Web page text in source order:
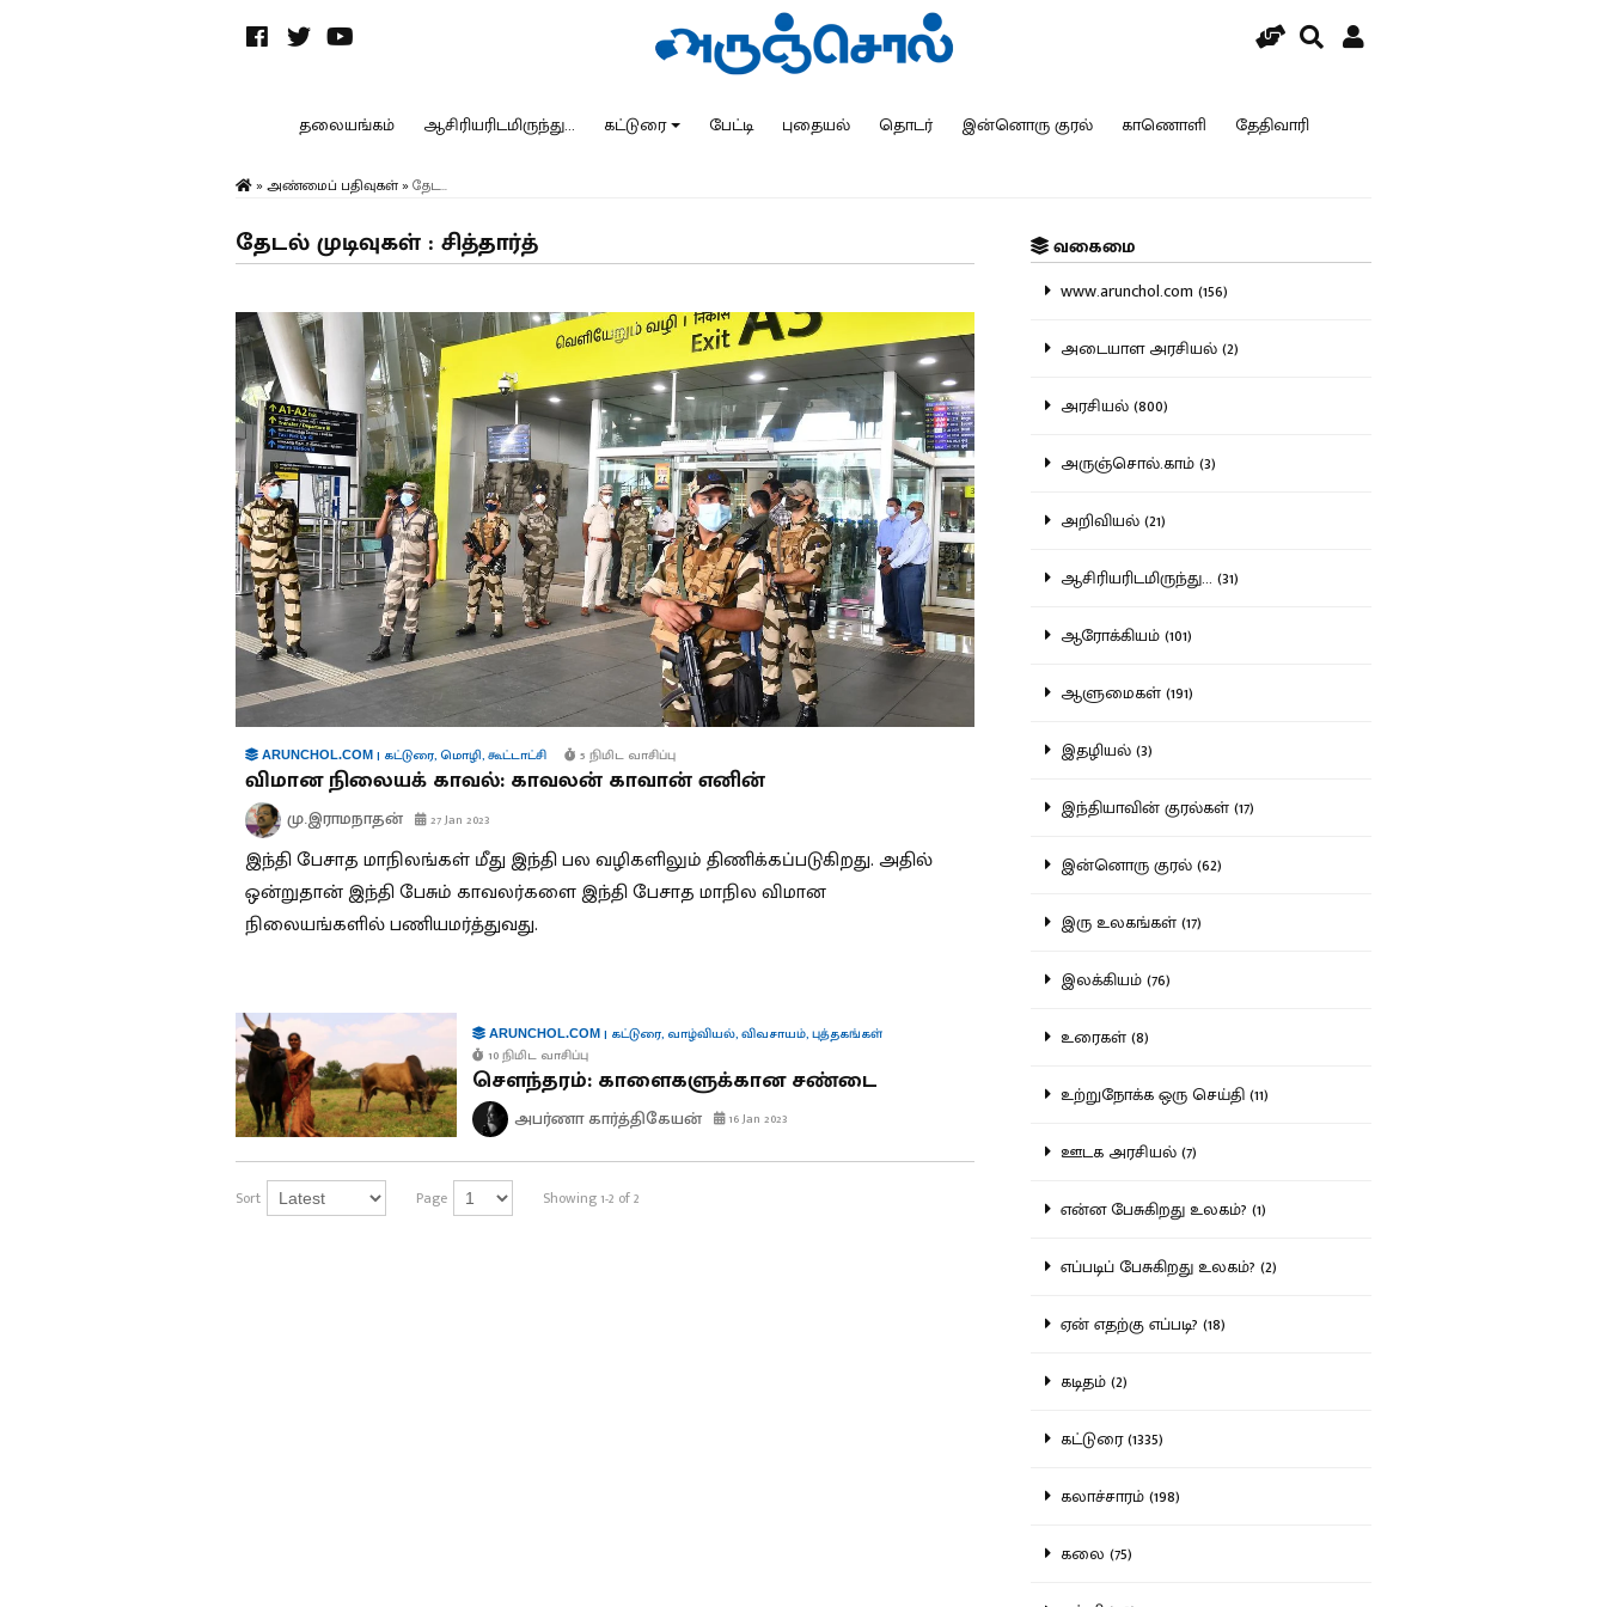
தலையங்கம் ஆசிரியரிடமிருந்து... கட்டுரை பேட்டி புதையல் தொடர் இன்னொரு குரல் காணொளி தேதிவாரி
» அண்மைப் பதிவுகள்» தேட...
தேடல் முடிவுகள் : சித்தார்த்
ARUNCHOL.COM | கட்டுரை,மொழி,கூட்டாட்சி 5 நிமிட வாசிப்பு
விமான நிலையக் காவல்: காவலன் காவான் எனின்
மு.இராமநாதன் 27 Jan 2023
இந்தி பேசாத மாநிலங்கள் மீது இந்தி பல வழிகளிலும் திணிக்கப்படுகிறது. அதில்
ஒன்றுதான் இந்தி பேசும் காவலர்களை இந்தி பேசாத மாநில விமான
நிலையங்களில் பணியமர்த்துவது.
ARUNCHOL.COM| கட்டுரை, வாழ்வியல்,விவசாயம்,புத்தகங்கள்
10 நிமிட வாசிப்பு
செளந்தரம்: காளைகளுக்கான சண்டை
அபர்ணா கார்த்திகேயன் 16 Jan 2023
Sort Page Showing 1-2 of 2
வகைமை
www.arunchol.com (156)
அடையாள அரசியல் (2)
அரசியல் (800)
அருஞ்சொல்.காம் (3)
அறிவியல் (21)
ஆசிரியரிடமிருந்து... (31)
ஆரோக்கியம் (101)
ஆளுமைகள் (191)
இதழியல் (3)
இந்தியாவின் குரல்கள் (17)
இன்னொரு குரல் (62)
இரு உலகங்கள் (17)
இலக்கியம் (76)
உரைகள் (8)
உற்றுநோக்க ஒரு செய்தி (11)
ஊடக அரசியல் (7)
என்ன பேசுகிறது உலகம்? (1)
எப்படிப் பேசுகிறது உலகம்? (2)
ஏன் எதற்கு எப்படி? (18)
கடிதம் (2)
கட்டுரை (1335)
கலாச்சாரம் (198)
கலை (75)